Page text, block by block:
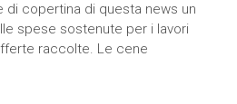
di copertina di questa news un
spese sostenute per i lavori
raccolte. Le cene